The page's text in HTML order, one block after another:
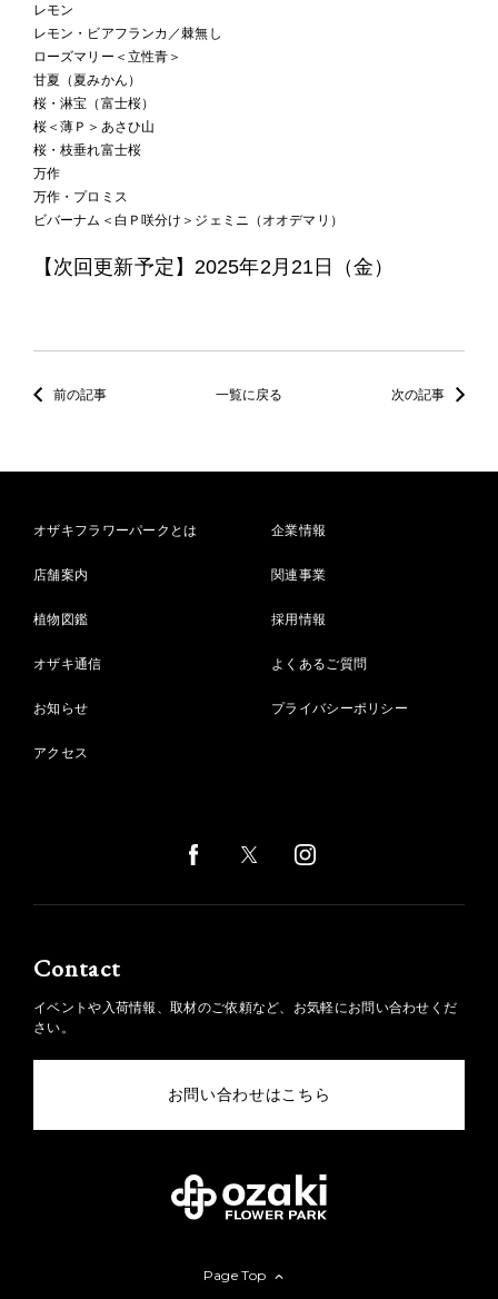
レモン
レモン・ビアフランカ／棘無し
ローズマリー＜立性青＞
甘夏（夏みかん）
桜・淋宝（富士桜）
桜＜薄Ｐ＞あさひ山
桜・枝垂れ富士桜
万作
万作・プロミス
ビバーナム＜白Ｐ咲分け＞ジェミニ（オオデマリ）
【次回更新予定】2025年2月21日（金）
前の記事 一覧に戻る 次の記事
オザキフラワーパークとは
店舗案内
植物図鑑
オザキ通信
お知らせ
アクセス
企業情報
関連事業
採用情報
よくあるご質問
プライバシーポリシー
Contact
イベントや入荷情報、取材のご依頼など、お気軽にお問い合わせくだ
さい。
お問い合わせはこちら
Page Top